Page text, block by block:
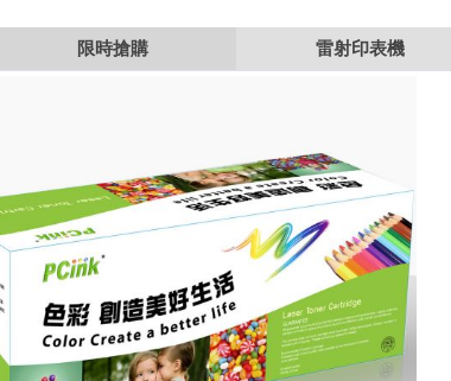
限時搶購 雷射印表機
Canon CRG-045C 藍色相容碳粉匣 CRG045 / MF632Cdw / MF634Cdw